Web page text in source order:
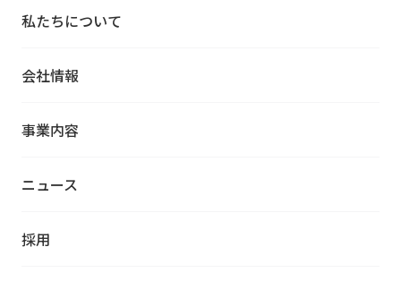
私たちについて
会社情報
事業内容
ニュース
採用